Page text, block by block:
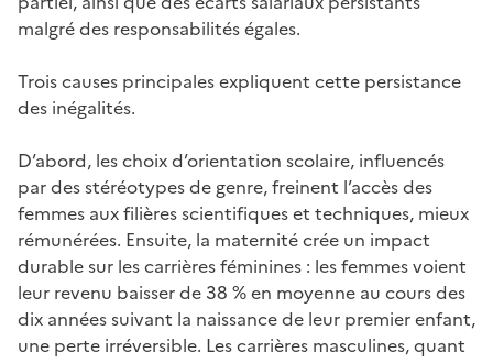
malgré des responsabilités égales.
Trois causes principales expliquent cette persistance
des inégalités.
D’abord, les choix d’orientation scolaire, influencés
par des stéréotypes de genre, freinent l’accès des
femmes aux filières scientifiques et techniques, mieux
rémunérées. Ensuite, la maternité crée un impact
durable sur les carrières féminines : les femmes voient
leur revenu baisser de 38 % en moyenne au cours des
dix années suivant la naissance de leur premier enfant,
une perte irréversible. Les carrières masculines, quant